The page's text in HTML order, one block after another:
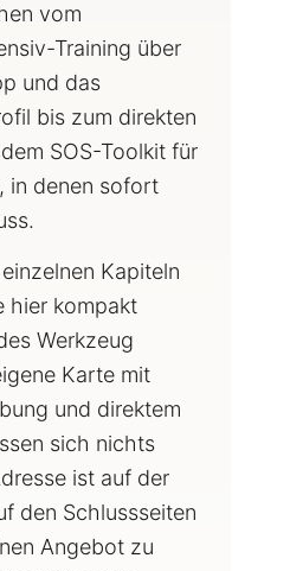
vom
Training über
und das
bis zum direkten
SOS-Toolkit für
in denen sofort
Kapiteln
hier kompakt
Werkzeug
Karte mit
und direktem
sich nichts
ist auf der
den Schlussseiten
Angebot zu